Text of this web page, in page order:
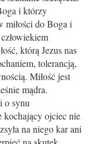
i którzy
miłości do Boga i
którą Jezus nas
tolerancją,
Miłość jest
mądra.
o synu
ojciec nie
na niego kar ani